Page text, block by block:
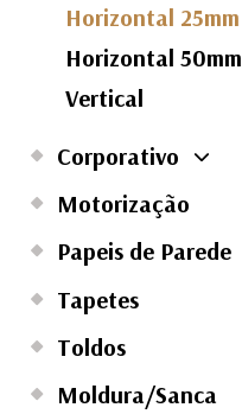
Horizontal 25mm
Horizontal 50mm
Vertical
Corporativo
Motorização
Papeis de Parede
Tapetes
Toldos
Moldura/Sanca